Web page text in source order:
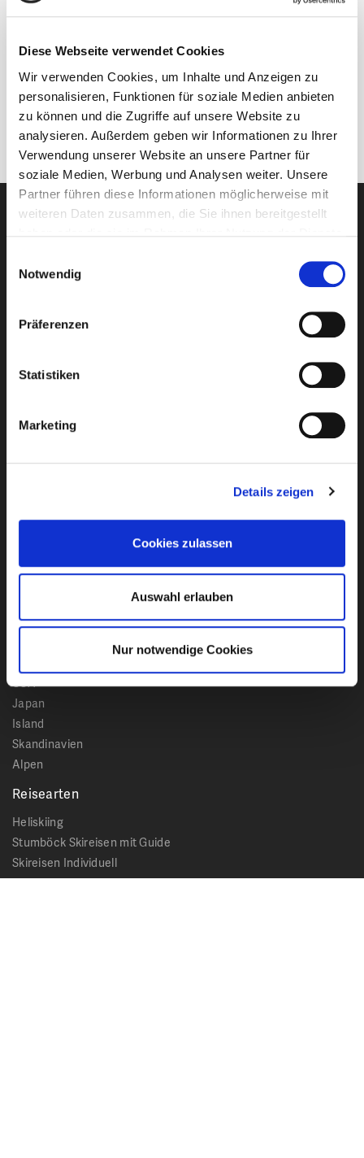
Diese Webseite verwendet Cookies
Wir verwenden Cookies, um Inhalte und Anzeigen zu
personalisieren, Funktionen für soziale Medien anbieten
zu können und die Zugriffe auf unsere Website zu
analysieren. Außerdem geben wir Informationen zu Ihrer
Verwendung unserer Website an unsere Partner für
soziale Medien, Werbung und Analysen weiter. Unsere
Partner führen diese Informationen möglicherweise mit
weiteren Daten zusammen, die Sie ihnen bereitgestellt
Notwendig
Präferenzen
Statistiken
Marketing
Details zeigen
Cookies zulassen
Auswahl erlauben
Nur notwendige Cookies
9 Tage Skireise inkl. Flug, Guide, Transfers uvm...
ENTDECKEN
Newsletter-Anmeldung
E-Mail-Adresse eingeben
Ich habe dieDatenschutzbestimmungenvon Club
Reisen Stumböck GmbH & Co. KG zur Kenntnis
Laufenden!
Reiseziele
USA
Japan
Island
Skandinavien
Alpen
Reisearten
Heliskiing
Stumböck Skireisen mit Guide
Skireisen Individuell
Catskiing